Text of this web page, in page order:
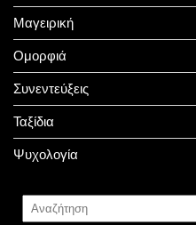
Μαγειρική
Ομορφιά
Συνεντεύξεις
Ταξίδια
Ψυχολογία